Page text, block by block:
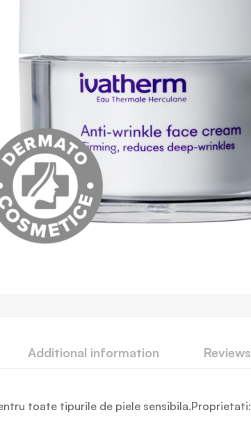
Additional information
toate tipurile de piele